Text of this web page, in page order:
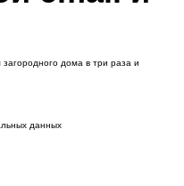
дома в три раза и
данных